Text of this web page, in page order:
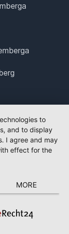
to
and to display
I agree and may
effect for the
MORE